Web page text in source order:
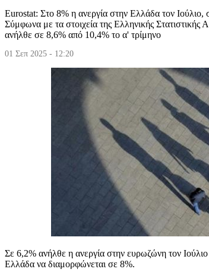
Eurostat: Στο 8% η ανεργία στην Ελλάδα τον
Σύμφωνα με τα στοιχεία της Ελληνικής Στατιστικής
ανήλθε σε 8,6% από 10,4% το α' τρίμηνο
01 Σεπ 2025 - 12:20
Σε 6,2% ανήλθε η ανεργία στην ευρωζώνη τον
Ελλάδα να διαμορφώνεται σε 8%.